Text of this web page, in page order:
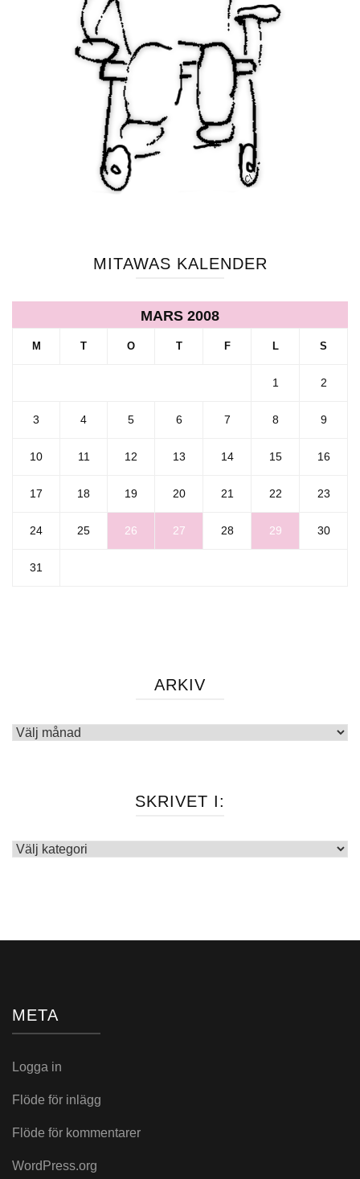
MITAWAS KALENDER
MARS 2008
M T O T F L S
1 2
3 4 5 6 7 8 9
10 11 12 13 14 15 16
17 18 19 20 21 22 23
24 25 26 27 28 29 30
31
ARKIV
Arkiv
SKRIVET I:
Skrivet
META
Logga in
Flöde för inlägg
Flöde för kommentarer
WordPress.org